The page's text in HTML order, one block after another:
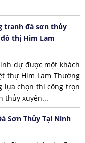
tranh đá sơn thủy
thị Him Lam
dự được một khách
thự Him Lam Thường
lựa chọn thi công trọn
thủy xuyên...
Sơn Thủy Tại Ninh